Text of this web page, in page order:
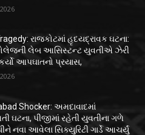
રાજકોટમાં હૃદયદ્રાવક ઘટના:
લેબ આસિસ્ટન્ટ યુવતીએ ઝેરી
આપઘાતનો પ્રયાસ,
Shocker: અમદાવાદમાં
ઘટના, પીજીમાં રહેતી યુવતીના ગળે
નવા આવેલા સિક્યુરિટી ગાર્ડે આચર્યું